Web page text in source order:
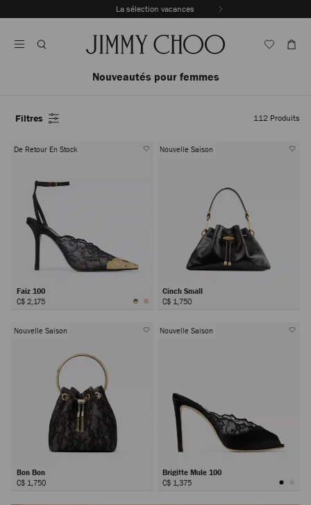
au
La sélection vacances
lecture
Nouveautés pour femmes
Filtres 112 Produits
De Retour En Stock
Faiz 100
C$ 2,175
Nouvelle Saison
Cinch Small
C$ 1,750
Nouvelle Saison
Bon Bon
C$ 1,750
Nouvelle Saison
Brigitte Mule 100
C$ 1,375